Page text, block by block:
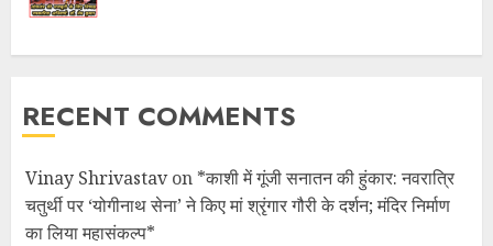
RECENT COMMENTS
Vinay Shrivastavon *काशी में गूंजी सनातन की हुंकार: नवरात्रि
चतुर्थी पर ‘योगीनाथ सेना’ ने किए मां श्रृंगार गौरी के दर्शन; मंदिर निर्माण
का लिया महासंकल्प*